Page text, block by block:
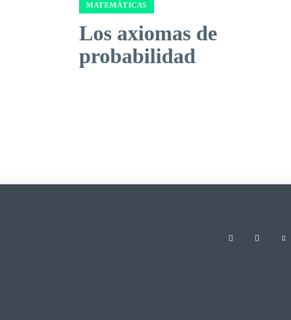
MATEMÁTICAS
Los axiomas de
probabilidad